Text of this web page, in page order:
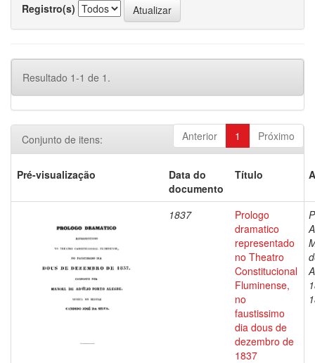
Registro(s)
Resultado 1-1 de 1.
Anterior 1 Próximo
Conjunto de itens:
Pré-visualização
Data do
documento
Título
1837
Prologo
dramatico
representado
no Theatro
Constitucional
Fluminense,
no
faustissimo
dia dous de
dezembro de
1837